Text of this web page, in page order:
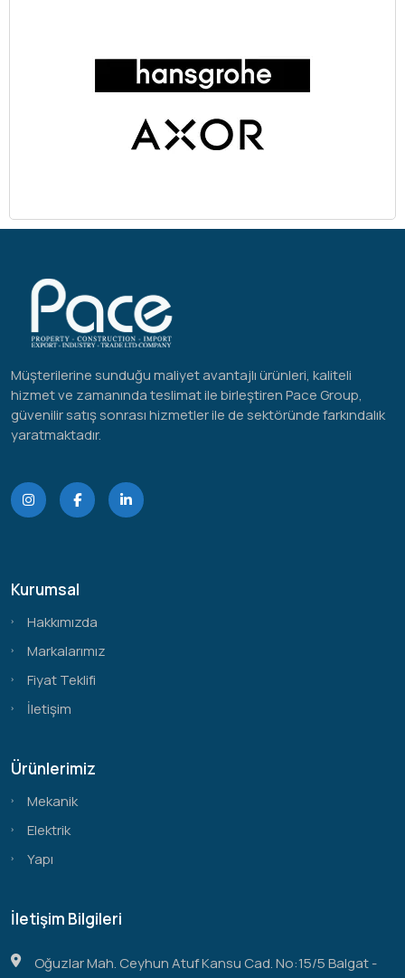
Müşterilerine sunduğu maliyet avantajlı ürünleri, kaliteli
hizmet ve zamanında teslimat ile birleştiren Pace Group,
güvenilir satış sonrası hizmetler ile de sektöründe farkındalık
yaratmaktadır.
Kurumsal
Hakkımızda
Markalarımız
Fiyat Teklifi
İletişim
Ürünlerimiz
Mekanik
Elektrik
Yapı
İletişim Bilgileri
Oğuzlar Mah. Ceyhun Atuf Kansu Cad. No:15/5 Balgat -